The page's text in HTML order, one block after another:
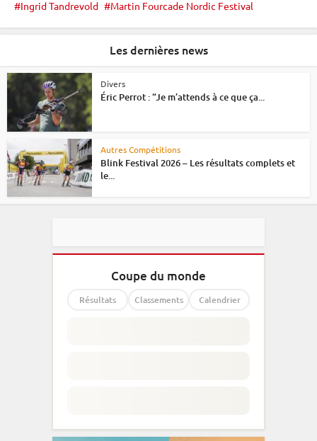
Ingrid Tandrevold Martin Fourcade Nordic Festival
Les dernières news
Divers
Éric Perrot : “Je m’attends à ce que ça...
Autres Compétitions
Blink Festival 2026 – Les résultats complets et
le...
Coupe du monde
Résultats Classements Calendrier